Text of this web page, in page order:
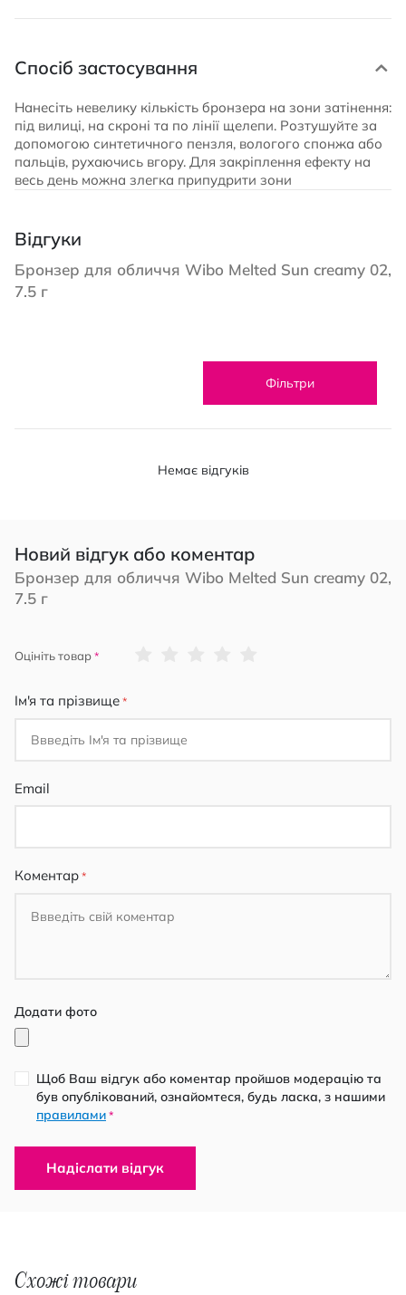
Спосіб застосування
Нанесіть невелику кількість бронзера на зони затінення:
під вилиці, на скроні та по лінії щелепи. Розтушуйте за
допомогою синтетичного пензля, вологого спонжа або
пальців, рухаючись вгору. Для закріплення ефекту на
весь день можна злегка припудрити зони
Відгуки
Бронзер для обличчя Wibo Melted Sun creamy 02,
7.5 г
Фільтри
Немає відгуків
Новий відгук або коментар
Бронзер для обличчя Wibo Melted Sun creamy 02,
7.5 г
Оцініть товар
Ім'я та прізвище
Email
Коментар
Додати фото
Щоб Ваш відгук або коментар пройшов модерацію та
був опублікований, ознайомтеся, будь ласка, з нашими
правилами *
Надіслати відгук
Схожі товари